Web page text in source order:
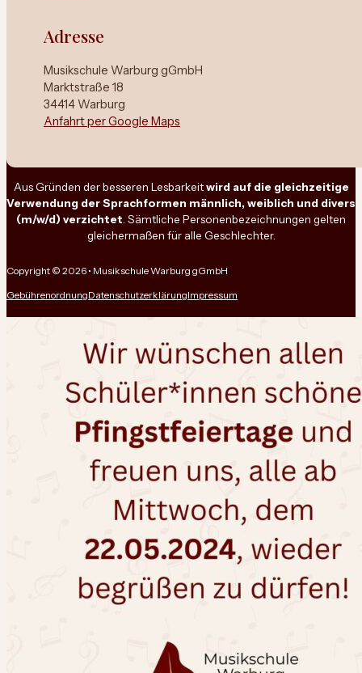
Adresse
Musikschule Warburg gGmbH
Marktstraße 18
34414 Warburg
Anfahrt per Google Maps
Aus Gründen der besseren Lesbarkeitwird auf die gleichzeitige
Verwendung der Sprachformen männlich, weiblich und divers
(m/w/d) verzichtet . Sämtliche Personenbezeichnungen gelten
gleichermaßen für alle Geschlechter.
Copyright © 2026 • Musikschule Warburg gGmbH
GebührenordnungDatenschutzerklärungImpressum